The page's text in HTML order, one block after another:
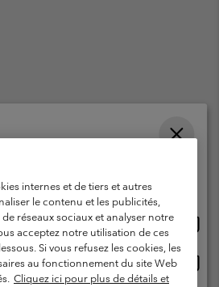
| English ›| français ›
Garantie
voor lidmaatschap
gegenereerde inhoud
Impressum
internes et de tiers et autres
le contenu et les publicités,
réseaux sociaux et analyser notre
acceptez notre utilisation de ces
Si vous refusez les cookies, les
au fonctionnement du site Web
Cliquez ici pour plus de détails et
shoppen beschikbaar